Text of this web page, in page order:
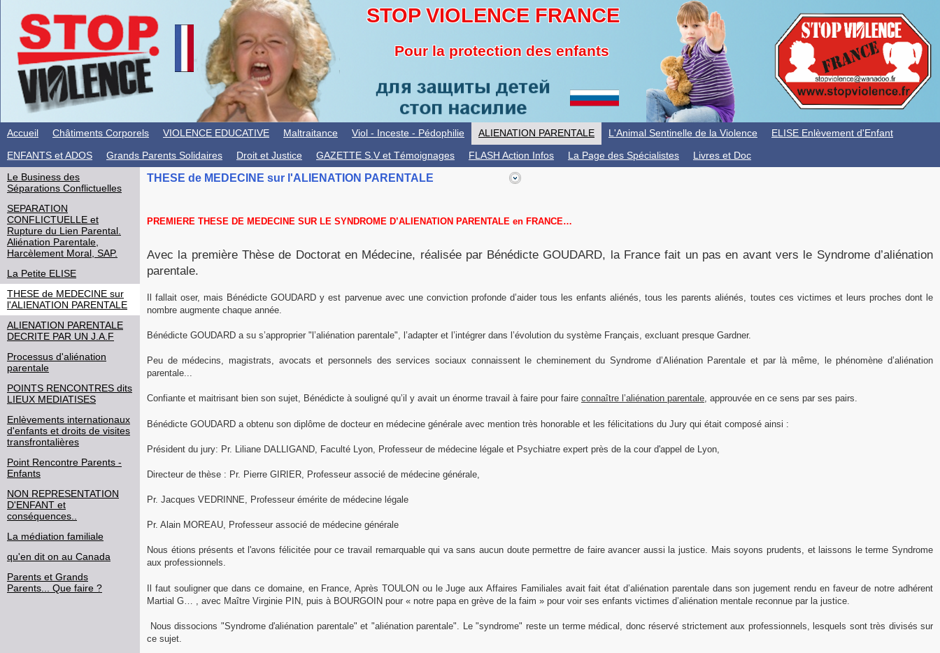
STOP VIOLENCE FRANCE
Pour la protection des enfants
Accueil Châtiments Corporels VIOLENCE EDUCATIVE Maltraitance Viol - Inceste - Pédophilie ALIENATION PARENTALE L'Animal Sentinelle de la Violence
ELISE Enlèvement d'Enfant
ENFANTS et ADOS
Grands Parents Solidaires Droit et Justice GAZETTE S.V et Témoignages FLASH Action Infos La Page des Spécialistes
Livres et Doc
Le Business des
Séparations Conflictuelles
SEPARATION
CONFLICTUELLE et
Rupture du Lien Parental.
Aliénation Parentale,
Harcèlement Moral, SAP.
La Petite ELISE
THESE de MEDECINE sur
l'ALIENATION PARENTALE
ALIENATION PARENTALE
DECRITE PAR UN J.A.F
Processus d'aliénation
parentale
POINTS RENCONTRES dits
LIEUX MEDIATISES
Enlèvements internationaux
d'enfants et droits de visites
transfrontalières
Point Rencontre Parents -
Enfants
NON REPRESENTATION
D'ENFANT et
conséquences..
La médiation familiale
qu'en dit on au Canada
Parents et Grands
Parents... Que faire ?
THESE de MEDECINE sur l'ALIENATION PARENTALE
PREMIERE THESE DE MEDECINE SUR LE SYNDROME D’ALIENATION PARENTALE en FRANCE…
Avec la première Thèse de Doctorat en Médecine, réalisée par Bénédicte GOUDARD, la France fait un pas en avant vers le Syndrome d’aliénation
parentale.
Il fallait oser, mais Bénédicte GOUDARD y est parvenue avec une conviction profonde d’aider tous les enfants aliénés, tous les parents aliénés, toutes ces victimes et leurs proches dont le
nombre augmente chaque année.
Bénédicte GOUDARD a su s’approprier "l’aliénation parentale", l’adapter et l’intégrer dans l’évolution du système Français, excluant presque Gardner.
Peu de médecins, magistrats, avocats et personnels des services sociaux connaissent le cheminement du Syndrome d’Aliénation Parentale et par là même, le phénomène d’aliénation
parentale...
Confiante et maitrisant bien son sujet, Bénédicte à souligné qu’il y avait un énorme travail à faire pour faire connaître l’aliénation parentale, approuvée en ce sens par ses pairs.
Bénédicte GOUDARD a obtenu son diplôme de docteur en médecine générale avec mention très honorable et les félicitations du Jury qui était composé ainsi :
Président du jury: Pr. Liliane DALLIGAND, Faculté Lyon, Professeur de médecine légale et Psychiatre expert près de la cour d'appel de Lyon,
Directeur de thèse : Pr. Pierre GIRIER, Professeur associé de médecine générale,
Pr. Jacques VEDRINNE, Professeur émérite de médecine légale
Pr. Alain MOREAU, Professeur associé de médecine générale
Nous étions présents et l'avons félicitée pour ce travail remarquable qui va sans aucun doute permettre de faire avancer aussi la justice. Mais soyons prudents, et laissons le terme Syndrome
aux professionnels.
Il faut souligner que dans ce domaine, en France, Après TOULON ou le Juge aux Affaires Familiales avait fait état d’aliénation parentale dans son jugement rendu en faveur de notre adhérent
Martial G… , avec Maître Virginie PIN, puis à BOURGOIN pour « notre papa en grève de la faim » pour voir ses enfants victimes d’aliénation mentale reconnue par la justice.
Nous dissocions "Syndrome d'aliénation parentale" et "aliénation parentale". Le "syndrome" reste un terme médical, donc réservé strictement aux professionnels, lesquels sont très divisés sur
ce sujet.